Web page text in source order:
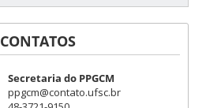
CONTATOS
Secretaria do PPGCM
ppgcm@contato.ufsc.br